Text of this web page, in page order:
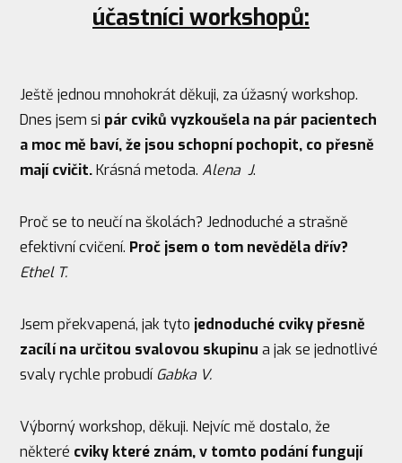
účastníci workshopů:
Ještě jednou mnohokrát děkuji, za úžasný workshop.
Dnes jsem si pár cviků vyzkoušela na pár pacientech
a moc mě baví, že jsou schopní pochopit, co přesně
mají cvičit.Krásná metoda.Alena J.
Proč se to neučí na školách? Jednoduché a strašně
efektivní cvičení. Proč jsem o tom nevěděla dřív?
Ethel T.
Jsem překvapená, jak tyto jednoduché cviky přesně
zacílí na určitou svalovou skupinua jak se jednotlivé
svaly rychle probudí Gabka V.
Výborný workshop, děkuji. Nejvíc mě dostalo, že
některé cviky které znám, v tomto podání fungují